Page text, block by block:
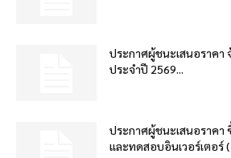
ประกาศผู้ชนะเสนอราคา
ประจำปี 2569...
ประกาศผู้ชนะเสนอราคา
และทดสอบอินเวอร์เตอร์